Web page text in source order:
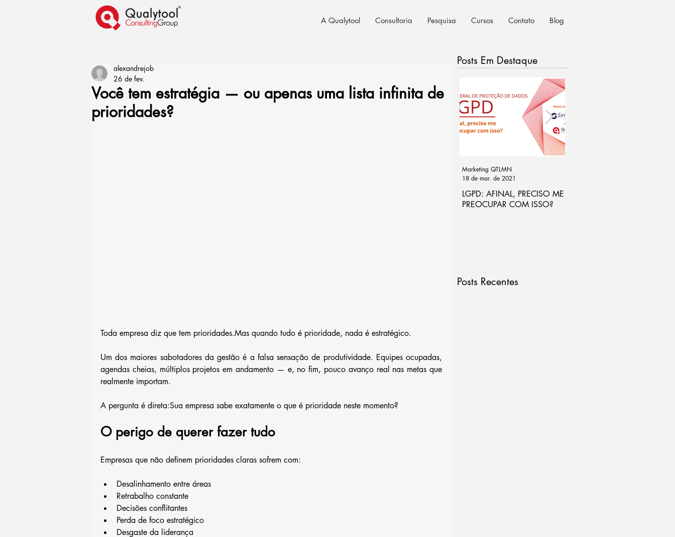
A Qualytool Consultoria Pesquisa Cursos Contato Blog
Você tem estratégia — ou apenas uma lista infinita de
prioridades?
alexandrejob
26 de fev.
Toda empresa diz que tem prioridades.Mas quando tudo é prioridade, nada é estratégico.
Um dos maiores sabotadores da gestão é a falsa sensação de produtividade. Equipes ocupadas,
agendas cheias, múltiplos projetos em andamento — e, no fim, pouco avanço real nas metas que
realmente importam.
A pergunta é direta:Sua empresa sabe exatamente o que é prioridade neste momento?
O perigo de querer fazer tudo
Empresas que não definem prioridades claras sofrem com:
Desalinhamento entre áreas
Retrabalho constante
Decisões conflitantes
Perda de foco estratégico
Desgaste da liderança
Posts Em Destaque
LGPD: AFINAL, PRECISO ME
PREOCUPAR COM ISSO?
Marketing QTLMN
18 de mar. de 2021
Posts Recentes